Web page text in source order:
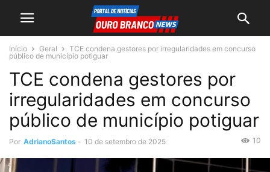
Início Geral
TCE condena gestores por irregularidades em concurso
público de município potiguar
TCE condena gestores por
irregularidades em concurso
público de município potiguar
Por AdrianoSantos - 10 de setembro de 2025 10